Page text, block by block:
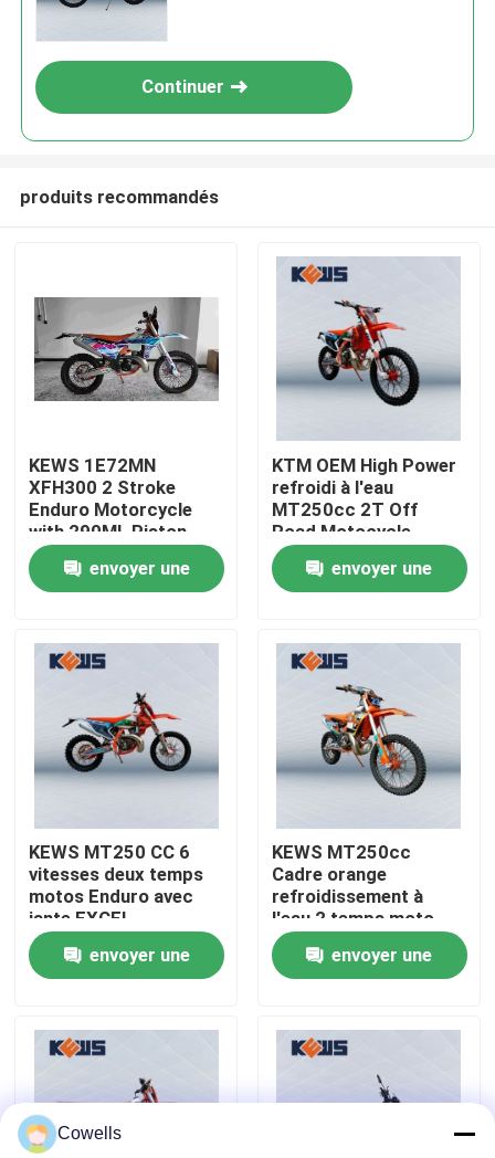
Maison
Produits
Au sujet de nous
Visite d'usine
Contactez-nous
Blog
Deux motos d'Enduro de course
Motos de rassemblement
Continuer
produits recommandés
KEWS 1E72MN
XFH300 2 Stroke
Enduro Motorcycle
with 290ML Piston
Displacement and
38.6KW Maximum
Power
envoyer une
KTM OEM High Power
refroidi à l'eau
MT250cc 2T Off
Road Motocycle
envoyer une
KEWS MT250 CC 6
vitesses deux temps
motos Enduro avec
jante EXCEL
envoyer une
KEWS MT250cc
Cadre orange
refroidissement à
l'eau 2 temps moto
hors route avec jante
EXCEL envoyer une
Cowells